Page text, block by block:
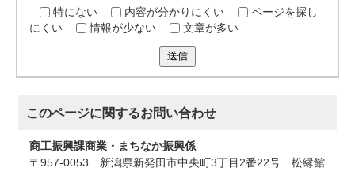
特にない
内容が分かりにくい
ページを探し
にくい
情報が少ない 文章が多い
送信
このページに関するお問い合わせ
商工振興課商業・まちなか振興係
〒957-0053 新潟県新発田市中央町3丁目2番22号 松縁館